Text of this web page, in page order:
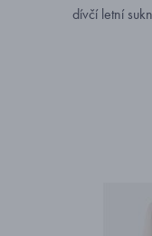
dívčí letní